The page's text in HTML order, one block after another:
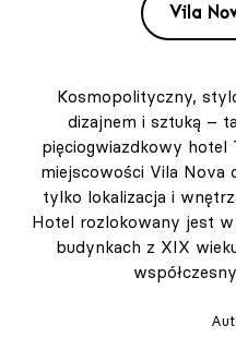
Vila
Kosmopolityczny,
dizajnem i sztuką –
pięciogwiazdkowy hotel
miejscowości Vila Nova
tylko lokalizacja i
Hotel rozlokowany jest
budynkach z XIX